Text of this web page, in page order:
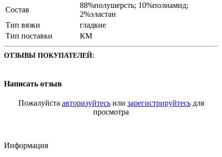
Состав
88%полушерсть; 10%полиамид;
2%эластан
Тип вязки
гладкие
Тип поставки
КМ
ОТЗЫВЫ ПОКУПАТЕЛЕЙ:
Написать отзыв
Пожалуйста авторизуйтесьили зарегистрируйтесьдля
просмотра
Информация